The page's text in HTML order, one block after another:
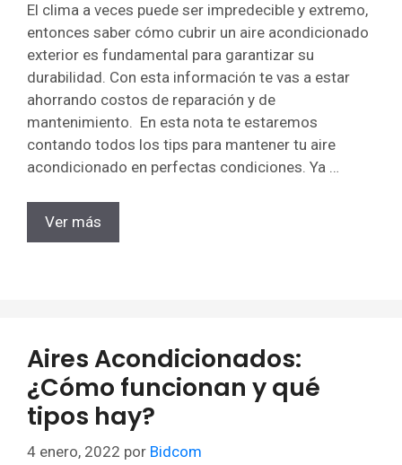
El clima a veces puede ser impredecible y extremo,
entonces saber cómo cubrir un aire acondicionado
exterior es fundamental para garantizar su
durabilidad. Con esta información te vas a estar
ahorrando costos de reparación y de
mantenimiento. En esta nota te estaremos
contando todos los tips para mantener tu aire
acondicionado en perfectas condiciones. Ya …
Ver más
Aires Acondicionados:
¿Cómo funcionan y qué
tipos hay?
4 enero, 2022 por Bidcom